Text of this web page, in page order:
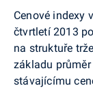
Cenové indexy
čtvrtletí 2013
na struktuře
základu
stávajícímu